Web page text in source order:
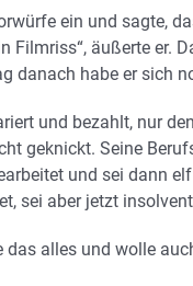
ein und sagte,
Filmriss“, äußerte er.
danach habe er sich
und bezahlt, nur
geknickt. Seine
und sei dann
sei aber jetzt
das alles und wolle